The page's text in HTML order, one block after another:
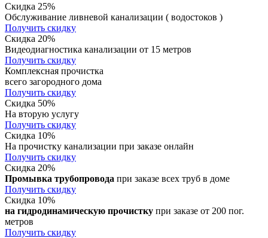
Скидка 25%
Обслуживание ливневой канализации ( водостоков )
Получить скидку
Скидка 20%
Видеодиагностика канализации от 15 метров
Получить скидку
Комплексная прочистка
всего загородного дома
Получить скидку
Скидка 50%
На вторую услугу
Получить скидку
Скидка 10%
На прочистку канализации при заказе онлайн
Получить скидку
Скидка 20%
Промывка трубопровода при заказе всех труб в доме
Получить скидку
Скидка 10%
на гидродинамическую прочистку при заказе от 200 пог.
метров
Получить скидку